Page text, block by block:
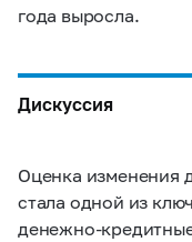
года выросла.
Дискуссия
Оценка изменения
стала одной из
денежно-